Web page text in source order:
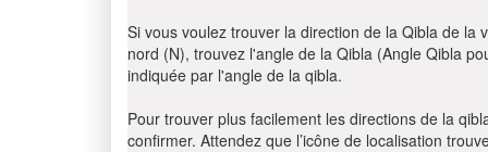
Si vous voulez trouver la direction de la Qibla de la
nord (N), trouvez l'angle de la Qibla (Angle Qibla
indiquée par l'angle de la qibla.
Pour trouver plus facilement les directions de la
confirmer. Attendez que l’icône de localisation